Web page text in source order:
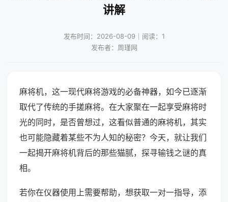
讲解
发布时间：2026-08-09｜阅读：1
发布者：周瑾网
麻将机，这一现代麻将游戏的必备神器，如今已逐渐
取代了传统的手搓麻将。在大家聚在一起享受麻将时
光的同时，是否曾想过，这看似普通的麻将机，其实
也可能隐藏着某些不为人知的秘密？今天，就让我们
一起揭开麻将机背后的那些猫腻，探寻输钱之谜的真
相。
若你在仪器使用上需要帮助，想获取一对一指导，添